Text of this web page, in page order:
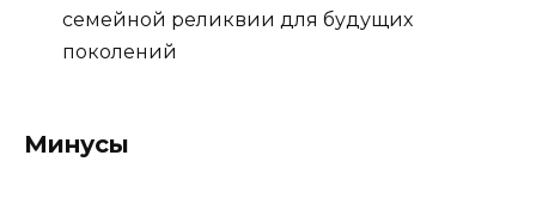
семейной реликвии для будущих
поколений
Минусы